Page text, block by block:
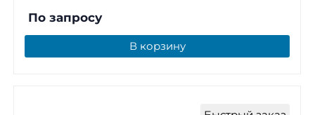
По запросу
В корзину